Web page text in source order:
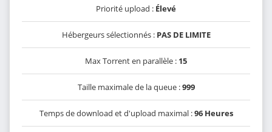
Priorité upload : Élevé
Hébergeurs sélectionnés : PAS DE LIMITE
Max Torrent en parallèle : 15
Taille maximale de la queue :999
Temps de download et d'upload maximal :96 Heures